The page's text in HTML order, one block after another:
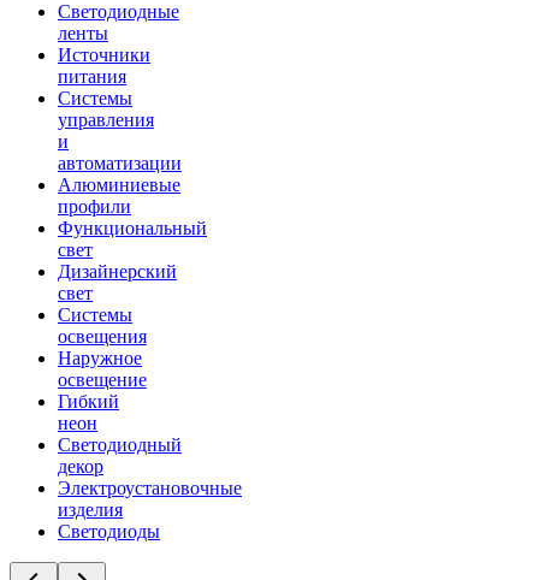
Светодиодные
ленты
Источники
питания
Системы
управления
и
автоматизации
Алюминиевые
профили
Функциональный
свет
Дизайнерский
свет
Системы
освещения
Наружное
освещение
Гибкий
неон
Светодиодный
декор
Электроустановочные
изделия
Светодиоды